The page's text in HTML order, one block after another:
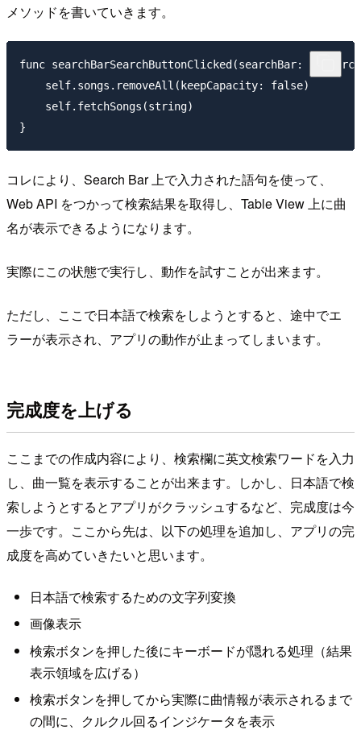
メソッドを書いていきます。
func searchBarSearchButtonClicked(searchBar:
    self.songs.removeAll(keepCapacity: false)
    self.fetchSongs(string)
コレにより、Search Bar 上で入力された語句を使って、
Web API をつかって検索結果を取得し、Table View 上に曲
名が表示できるようになります。
実際にこの状態で実行し、動作を試すことが出来ます。
ただし、ここで日本語で検索をしようとすると、途中でエ
ラーが表示され、アプリの動作が止まってしまいます。
完成度を上げる
ここまでの作成内容により、検索欄に英文検索ワードを入力
し、曲一覧を表示することが出来ます。しかし、日本語で検
索しようとするとアプリがクラッシュするなど、完成度は今
一歩です。ここから先は、以下の処理を追加し、アプリの完
成度を高めていきたいと思います。
日本語で検索するための文字列変換
画像表示
検索ボタンを押した後にキーボードが隠れる処理（結果
表示領域を広げる）
検索ボタンを押してから実際に曲情報が表示されるまで
の間に、クルクル回るインジケータを表示